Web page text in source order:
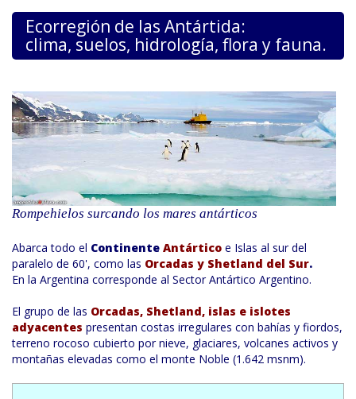
Ecorregión de las Antártida:
clima, suelos, hidrología, flora y fauna.
Rompehielos surcando los mares antárticos
Abarca todo el Continente Antártico e Islas al sur del
paralelo de 60', como las Orcadas y Shetland del Sur.
En la Argentina corresponde al Sector Antártico Argentino.
El grupo de las Orcadas, Shetland, islas e islotes
adyacentes presentan costas irregulares con bahías y fiordos,
terreno rocoso cubierto por nieve, glaciares, volcanes activos y
montañas elevadas como el monte Noble (1.642 msnm).